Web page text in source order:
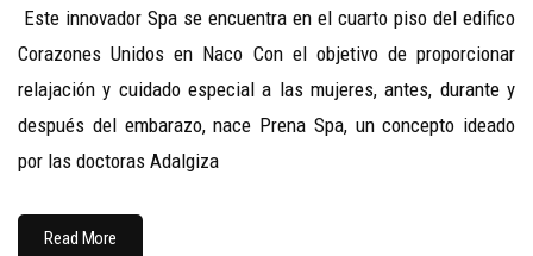
Este innovador Spa se encuentra en el cuarto piso del edifico
Corazones Unidos en Naco Con el objetivo de proporcionar
relajación y cuidado especial a las mujeres, antes, durante y
después del embarazo, nace Prena Spa, un concepto ideado
por las doctoras Adalgiza
Read More